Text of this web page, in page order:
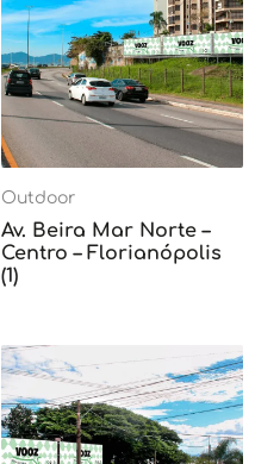
Outdoor
Av. Beira Mar Norte –
Centro – Florianópolis
(1)